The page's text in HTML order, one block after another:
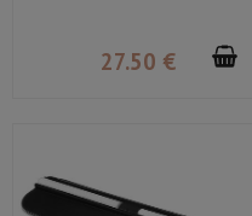
27.50 €